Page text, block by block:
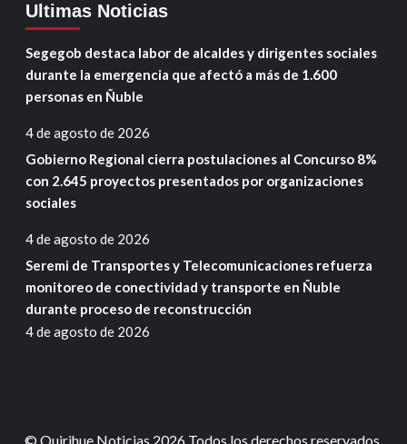
Ultimas Noticias
Segegob destaca labor de alcaldes y dirigentes sociales
durante la emergencia que afectó a más de 1.600
personas en Ñuble
4 de agosto de 2026
Gobierno Regional cierra postulaciones al Concurso 8%
con 2.645 proyectos presentados por organizaciones
sociales
4 de agosto de 2026
Seremi de Transportes y Telecomunicaciones refuerza
monitoreo de conectividad y transporte en Ñuble
durante proceso de reconstrucción
4 de agosto de 2026